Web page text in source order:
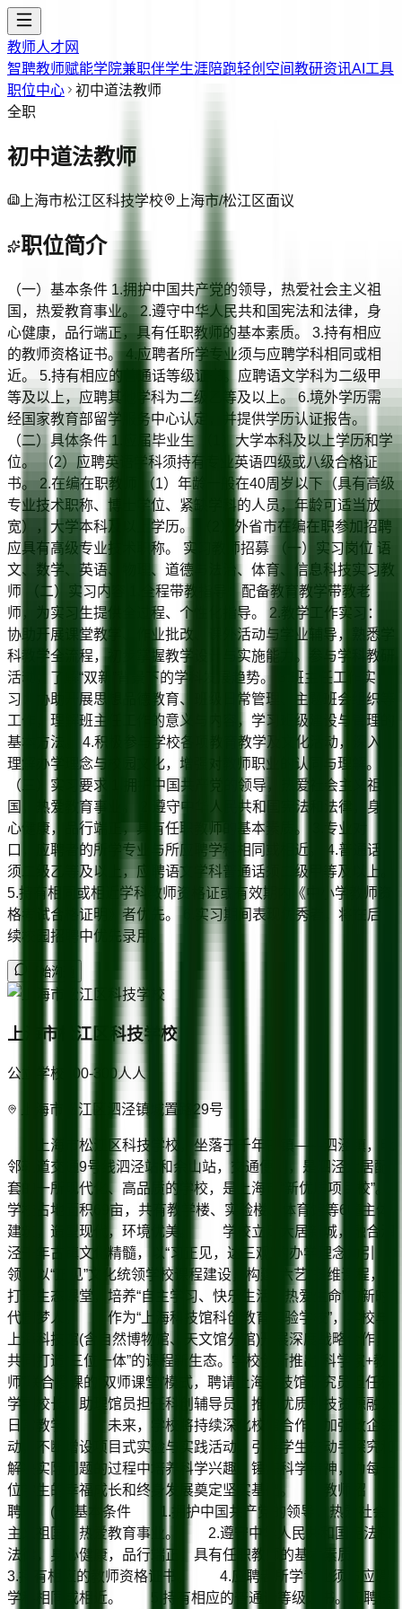
教师人才网
智聘教师赋能学院兼职伴学生涯陪跑轻创空间教研资讯AI工具
职位中心
初中道法教师
全职
初中道法教师
上海市松江区科技学校 上海市/松江区面议
职位简介
（一）基本条件 1.拥护中国共产党的领导，热爱社会主义祖
国，热爱教育事业。 2.遵守中华人民共和国宪法和法律，身
心健康，品行端正，具有任职教师的基本素质。 3.持有相应
的教师资格证书。 4.应聘者所学专业须与应聘学科相同或相
近。 5.持有相应的普通话等级证书。应聘语文学科为二级甲
等及以上，应聘其他学科为二级乙等及以上。 6.境外学历需
经国家教育部留学服务中心认定，并提供学历认证报告。
（二）具体条件 1.应届毕业生 （1）大学本科及以上学历和学
位。 （2）应聘英语学科须持有专业英语四级或八级合格证
书。 2.在编在职教师 （1）年龄一般在40周岁以下（具有高级
专业技术职称、博士学位、紧缺学科的人员，年龄可适当放
宽），大学本科及以上学历。 （2）外省市在编在职参加招聘
应具有高级专业技术职称。 实习教师招募 （一）实习岗位 语
文、数学、英语、物理、道德与法治、体育、信息科技实习教
师 （二）实习内容 1.全程带教指导：配备教育教学带教老
师，为实习生提供全过程、个性化指导。 2.教学工作实习：
协助开展课堂教学、作业批改、课外活动与学业辅导，熟悉学
科教学全流程，初步掌握教学设计与实施能力。参与学科教研
活动，了解“双新”背景下的学科发展趋势。 3.班主任工作实
习：协助开展思想品德教育、班级日常管理、主题班会组织等
工作，理解班主任工作的意义与内容，学习班级建设与管理的
基本方法。 4.积极参与学校各项教育教学及文化活动，深入
理解办学理念与校园文化，增强对教师职业的认同与理解。
（三）实习要求 1.拥护中国共产党的领导，热爱社会主义祖
国，热爱教育事业。 2.遵守中华人民共和国宪法和法律，身
心健康，品行端正，具有任职教师的基本素质。 3.专业对
口，应聘者的所学专业与所应聘学科相同或相近。 4.普通话
须二级乙等及以上，应聘语文学科普通话须二级甲等及以上。
5.持有相同或相近学科教师资格证或有效期内《中小学教师资
格考试合格证明》者优先。 6.实习期间表现优秀者，将在后
续校园招聘中优先录用。
开始沟通
上海市松江区科技学校
公立学校 100-300人 人
上海市松江区泗泾镇城置路29号
上海市松江区科技学校，坐落于千年古镇——泗泾镇，毗
邻轨道交通9号线泗泾站和佘山站，交通便利，是泗泾大居配
套的一所现代化、高品质的学校，是上海市“新优质项目校”。
学校占地面积69亩，共有教学楼、实验楼、体育馆等6幢主体
建筑，造型现代，环境优美。 学校立足大居新城，融合泗
泾千年古镇文化精髓，以“习正见，达三观”的办学理念为引
领，以“正见”文化统领学校课程建设，构建“六艺”多维课程，
打造生态课堂，培养“自主学习、快乐生活、热爱生命”的新时
代圆梦人。 作为“上海科技馆科创教育实验学校”，学校与
上海科技馆(含自然博物馆、天文馆分馆)开展深度战略合作，
共同打造“三位一体”的课程新生态。学校创新推出“科学家+教
师”联合授课的“双师课堂”模式，聘请上海科技馆研究员担任科
学副校长，助理馆员担任科创辅导员，推动优质科技资源融入
日常教学。 未来，学校将持续深化校馆合作、加强政企联
动，不断增设项目式实验与实践活动，引导学生在动手探究和
解决实际问题的过程中培养科学兴趣、锤炼科学精神，为每一
位学生的幸福成长和终身发展奠定坚实基础。 教师招
聘 (一)基本条件 1.拥护中国共产党的领导，热爱社会
主义祖国，热爱教育事业。 2.遵守中华人民共和国宪法和
法律，身心健康，品行端正，具有任职教师的基本素质。
3.持有相应的教师资格证书。 4.应聘者所学专业须与应聘
学科相同或相近。 5.持有相应的普通话等级证书。应聘语